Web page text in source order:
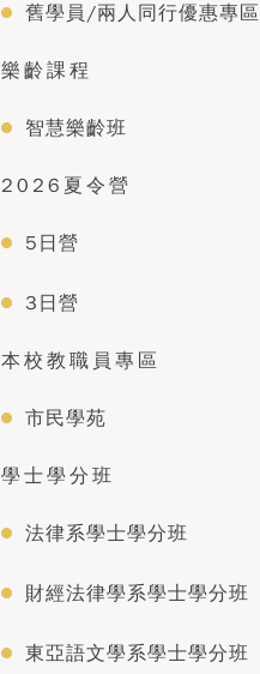
舊學員/兩人同行優惠專區
樂齡課程
智慧樂齡班
2026夏令營
5日營
3日營
本校教職員專區
市民學苑
學士學分班
法律系學士學分班
財經法律學系學士學分班
東亞語文學系學士學分班